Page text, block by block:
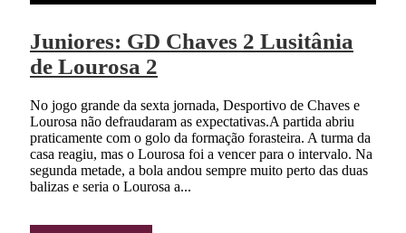
Juniores: GD Chaves 2 Lusitânia
de Lourosa 2
No jogo grande da sexta jornada, Desportivo de Chaves e
Lourosa não defraudaram as expectativas.A partida abriu
praticamente com o golo da formação forasteira. A turma da
casa reagiu, mas o Lourosa foi a vencer para o intervalo. Na
segunda metade, a bola andou sempre muito perto das duas
balizas e seria o Lourosa a...